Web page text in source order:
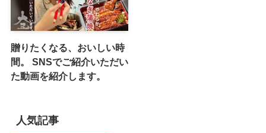
贈りたくなる、おいしい時
間。 SNSでご紹介いただい
た動画を紹介します。
人気記事